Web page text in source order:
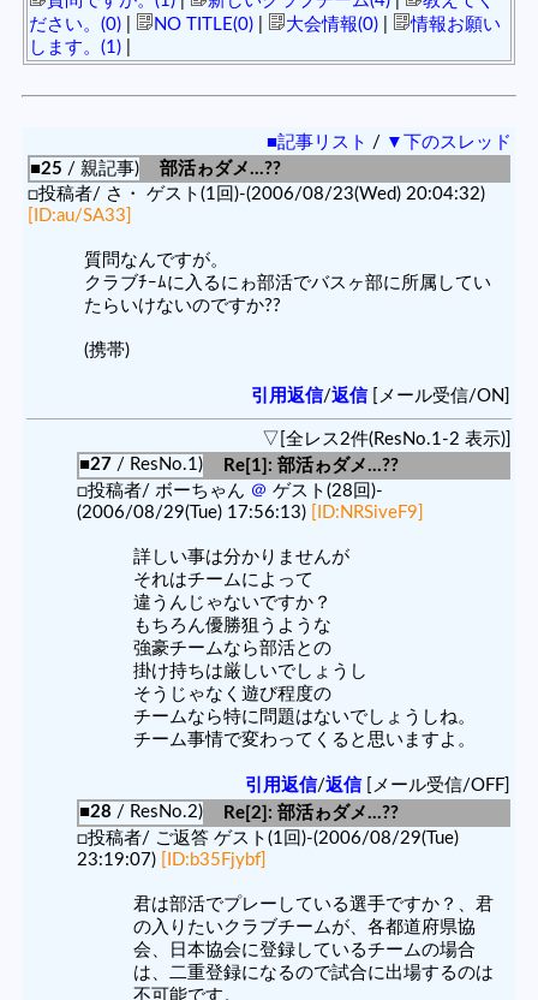
ださい。(0)
NO TITLE(0) 大会情報(0)
情報お願い
します。(1)
■記事リスト / ▼下のスレッド
■25 / 親記事)
部活ゎダメ…??
□投稿者/ さ・ ゲスト(1回)-(2006/08/23(Wed) 20:04:32)
[ID:au/SA33]
質問なんですが。
クラブﾁｰﾑに入るにゎ部活でバスヶ部に所属してい
たらいけないのですか??
(携帯)
引用返信/返信[メール受信/ON]
▽[全レス2件(ResNo.1-2 表示)]
■27 / ResNo.1)
Re[1]: 部活ゎダメ…??
□投稿者/ ボーちゃん ＠ ゲスト(28回)-
(2006/08/29(Tue) 17:56:13)
[ID:NRSiveF9]
詳しい事は分かりませんが
それはチームによって
違うんじゃないですか？
もちろん優勝狙うような
強豪チームなら部活との
掛け持ちは厳しいでしょうし
そうじゃなく遊び程度の
チームなら特に問題はないでしょうしね。
チーム事情で変わってくると思いますよ。
引用返信/返信[メール受信/OFF]
■28 / ResNo.2)
Re[2]: 部活ゎダメ…??
□投稿者/ ご返答 ゲスト(1回)-(2006/08/29(Tue)
23:19:07)
[ID:b35Fjybf]
君は部活でプレーしている選手ですか？、君
の入りたいクラブチームが、各都道府県協
会、日本協会に登録しているチームの場合
は、二重登録になるので試合に出場するのは
不可能です。